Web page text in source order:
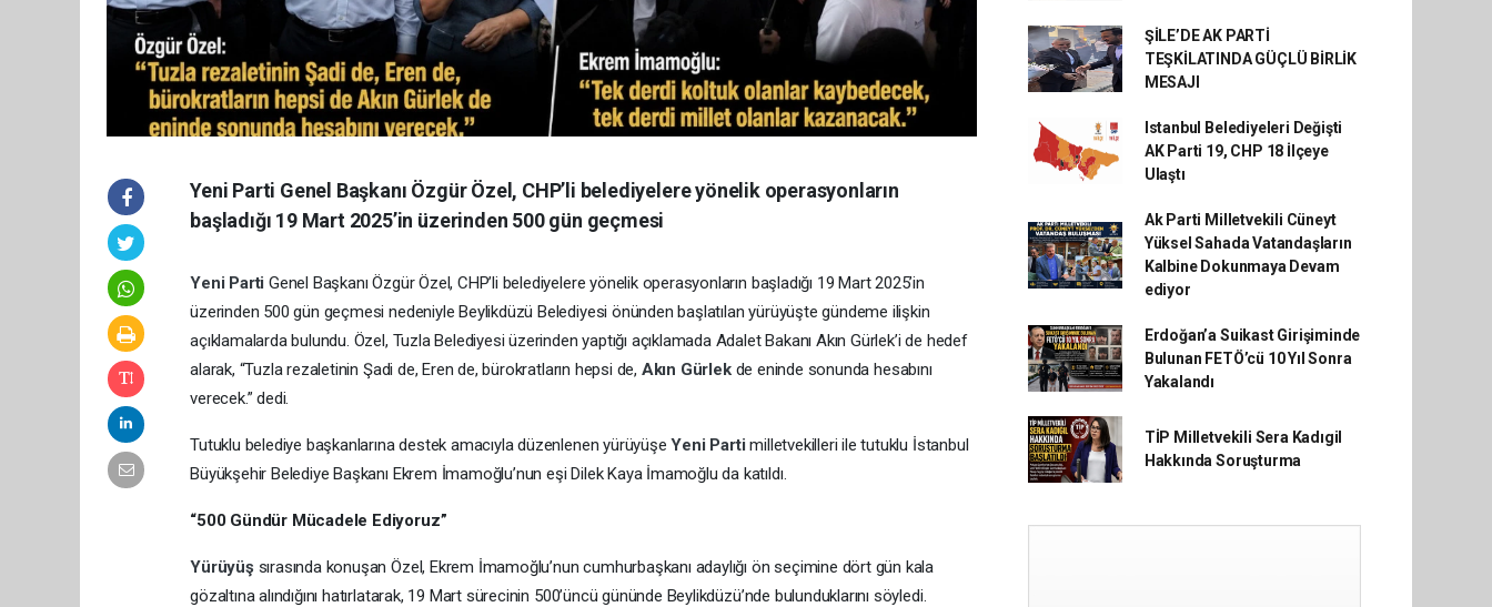
Yeni Parti Genel Başkanı Özgür Özel, CHP’li belediyelere yönelik operasyonların
başladığı 19 Mart 2025’in üzerinden 500 gün geçmesi
Yeni Parti Genel Başkanı Özgür Özel, CHP’li belediyelere yönelik operasyonların başladığı 19 Mart 2025’in
üzerinden 500 gün geçmesi nedeniyle Beylikdüzü Belediyesi önünden başlatılan yürüyüşte gündeme ilişkin
açıklamalarda bulundu. Özel, Tuzla Belediyesi üzerinden yaptığı açıklamada Adalet Bakanı Akın Gürlek’i de hedef
alarak, “Tuzla rezaletinin Şadi de, Eren de, bürokratların hepsi de, Akın Gürlek de eninde sonunda hesabını
verecek.” dedi.
Tutuklu belediye başkanlarına destek amacıyla düzenlenen yürüyüşeYeni Partimilletvekilleri ile tutuklu İstanbul
Büyükşehir Belediye Başkanı Ekrem İmamoğlu’nun eşi Dilek Kaya İmamoğlu da katıldı.
“500 Gündür Mücadele Ediyoruz”
Yürüyüş sırasında konuşan Özel, Ekrem İmamoğlu’nun cumhurbaşkanı adaylığı ön seçimine dört gün kala
gözaltına alındığını hatırlatarak, 19 Mart sürecinin 500’üncü gününde Beylikdüzü’nde bulunduklarını söyledi.
ŞİLE’DE AK PARTİ
TEŞKİLATINDA GÜÇLÜ BİRLİK
MESAJI
Istanbul Belediyeleri Değişti
AK Parti 19, CHP 18 İlçeye
Ulaştı
Ak Parti Milletvekili Cüneyt
Yüksel Sahada Vatandaşların
Kalbine Dokunmaya Devam
ediyor
Erdoğan’a Suikast Girişiminde
Bulunan FETÖ’cü 10 Yıl Sonra
Yakalandı
TİP Milletvekili Sera Kadıgil
Hakkında Soruşturma